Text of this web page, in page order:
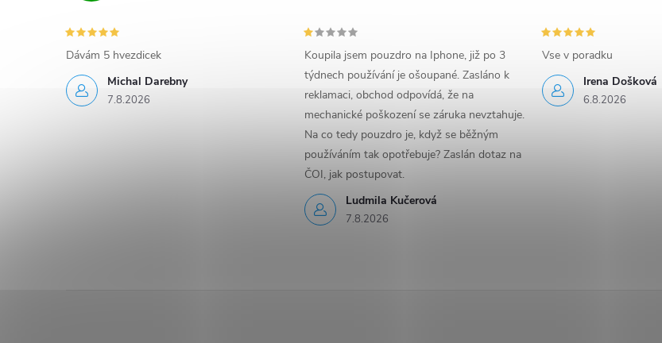
Michal Darebny
7.8.2026
Dávám 5 hvezdicek
Ludmila Kučerová
7.8.2026
Koupila jsem pouzdro na Iphone, již po 3
týdnech používání je ošoupané. Zasláno k
reklamaci, obchod odpovídá, že na
mechanické poškození se záruka nevztahuje.
Na co tedy pouzdro je, když se běžným
používáním tak opotřebuje? Zaslán dotaz na
ČOI, jak postupovat.
Irena Došková
6.8.2026
Vse v poradku